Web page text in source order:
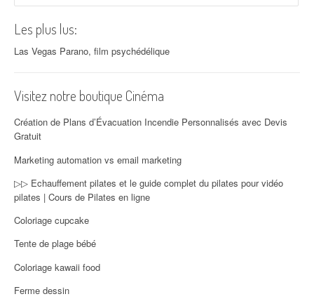
Les plus lus:
Las Vegas Parano, film psychédélique
Visitez notre boutique Cinéma
Création de Plans d’Évacuation Incendie Personnalisés avec Devis
Gratuit
Marketing automation vs email marketing
▷▷ Echauffement pilates et le guide complet du pilates pour vidéo
pilates | Cours de Pilates en ligne
Coloriage cupcake
Tente de plage bébé
Coloriage kawaii food
Ferme dessin